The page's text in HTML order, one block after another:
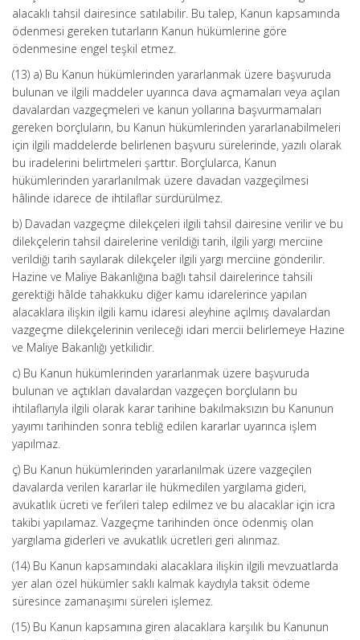
alacaklı tahsil dairesince satılabilir. Bu talep, Kanun kapsamında
ödenmesi gereken tutarların Kanun hükümlerine göre
ödenmesine engel teşkil etmez.
(13) a) Bu Kanun hükümlerinden yararlanmak üzere başvuruda
bulunan ve ilgili maddeler uyarınca dava açmamaları veya açılan
davalardan vazgeçmeleri ve kanun yollarına başvurmamaları
gereken borçluların, bu Kanun hükümlerinden yararlanabilmeleri
için ilgili maddelerde belirlenen başvuru sürelerinde, yazılı olarak
bu iradelerini belirtmeleri şarttır. Borçlularca, Kanun
hükümlerinden yararlanılmak üzere davadan vazgeçilmesi
hâlinde idarece de ihtilaflar sürdürülmez.
b) Davadan vazgeçme dilekçeleri ilgili tahsil dairesine verilir ve bu
dilekçelerin tahsil dairelerine verildiği tarih, ilgili yargı merciine
verildiği tarih sayılarak dilekçeler ilgili yargı merciine gönderilir.
Hazine ve Maliye Bakanlığına bağlı tahsil dairelerince tahsili
gerektiği hâlde tahakkuku diğer kamu idarelerince yapılan
alacaklara ilişkin ilgili kamu idaresi aleyhine açılmış davalardan
vazgeçme dilekçelerinin verileceği idari mercii belirlemeye Hazine
ve Maliye Bakanlığı yetkilidir.
c) Bu Kanun hükümlerinden yararlanmak üzere başvuruda
bulunan ve açtıkları davalardan vazgeçen borçluların bu
ihtilaflarıyla ilgili olarak karar tarihine bakılmaksızın bu Kanunun
yayımı tarihinden sonra tebliğ edilen kararlar uyarınca işlem
yapılmaz.
ç) Bu Kanun hükümlerinden yararlanılmak üzere vazgeçilen
davalarda verilen kararlar ile hükmedilen yargılama gideri,
avukatlık ücreti ve fer’ileri talep edilmez ve bu alacaklar için icra
takibi yapılamaz. Vazgeçme tarihinden önce ödenmiş olan
yargılama giderleri ve avukatlık ücretleri geri alınmaz.
(14) Bu Kanun kapsamındaki alacaklara ilişkin ilgili mevzuatlarda
yer alan özel hükümler saklı kalmak kaydıyla taksit ödeme
süresince zamanaşımı süreleri işlemez.
(15) Bu Kanun kapsamına giren alacaklara karşılık bu Kanunun